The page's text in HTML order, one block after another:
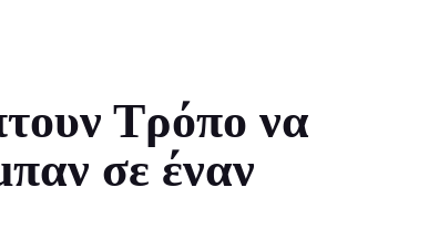
Τρόπο να
σε έναν